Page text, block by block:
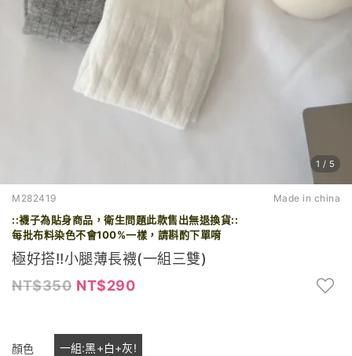
1 / 5
M282419 Made in china
::襪子為貼身商品，衛生問題此款售出無退換貨::
每批布料染色不會100%一樣 ，請斟酌下單唷
極好搭!!小腿薄長襪(一組三雙)
350
290
顏色 一組:黑+白+灰!